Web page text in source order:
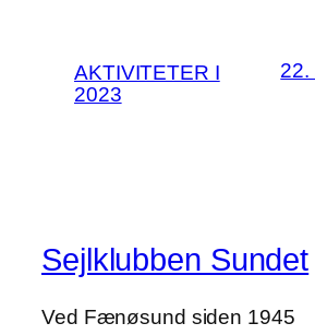
AKTIVITETER I
2023
22.
Sejlklubben Sundet
Ved Fænøsund siden 1945